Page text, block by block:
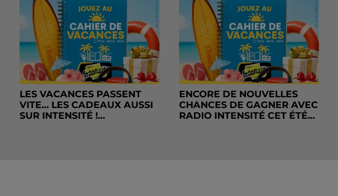
LES VACANCES PASSENT
VITE... LES CADEAUX AUSSI
SUR INTENSITÉ !...
ENCORE DE NOUVELLES
CHANCES DE GAGNER AVEC
RADIO INTENSITÉ CET ÉTÉ...